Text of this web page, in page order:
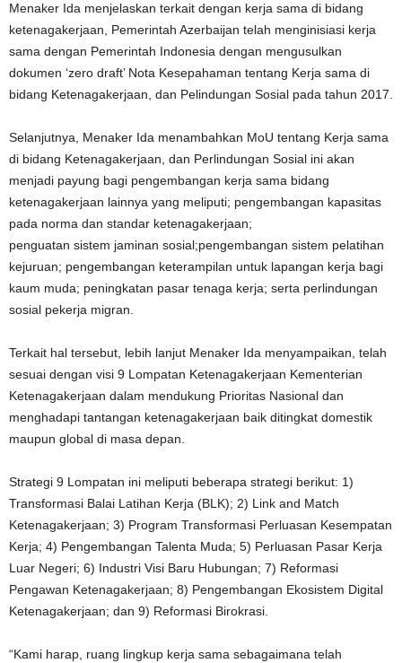
Menaker Ida menjelaskan terkait dengan kerja sama di bidang
ketenagakerjaan, Pemerintah Azerbaijan telah menginisiasi kerja
sama dengan Pemerintah Indonesia dengan mengusulkan
dokumen ‘zero draft’ Nota Kesepahaman tentang Kerja sama di
bidang Ketenagakerjaan, dan Pelindungan Sosial pada tahun 2017.
Selanjutnya, Menaker Ida menambahkan MoU tentang Kerja sama
di bidang Ketenagakerjaan, dan Perlindungan Sosial ini akan
menjadi payung bagi pengembangan kerja sama bidang
ketenagakerjaan lainnya yang meliputi; pengembangan kapasitas
pada norma dan standar ketenagakerjaan;
penguatan sistem jaminan sosial;pengembangan sistem pelatihan
kejuruan; pengembangan keterampilan untuk lapangan kerja bagi
kaum muda; peningkatan pasar tenaga kerja; serta perlindungan
sosial pekerja migran.
Terkait hal tersebut, lebih lanjut Menaker Ida menyampaikan, telah
sesuai dengan visi 9 Lompatan Ketenagakerjaan Kementerian
Ketenagakerjaan dalam mendukung Prioritas Nasional dan
menghadapi tantangan ketenagakerjaan baik ditingkat domestik
maupun global di masa depan.
Strategi 9 Lompatan ini meliputi beberapa strategi berikut: 1)
Transformasi Balai Latihan Kerja (BLK); 2) Link and Match
Ketenagakerjaan; 3) Program Transformasi Perluasan Kesempatan
Kerja; 4) Pengembangan Talenta Muda; 5) Perluasan Pasar Kerja
Luar Negeri; 6) Industri Visi Baru Hubungan; 7) Reformasi
Pengawan Ketenagakerjaan; 8) Pengembangan Ekosistem Digital
Ketenagakerjaan; dan 9) Reformasi Birokrasi.
“Kami harap, ruang lingkup kerja sama sebagaimana telah